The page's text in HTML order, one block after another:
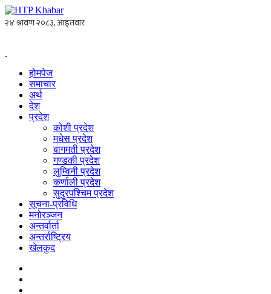
होमपेज
समाचार
अर्थ
देश
प्रदेश
कोशी प्रदेश
मधेस प्रदेश
बागमती प्रदेश
गण्डकी प्रदेश
लुम्विनी प्रदेश
कर्णाली प्रदेश
सुदुरपश्चिम प्रदेश
सूचना-प्रविधि
मनोरञ्जन
अन्तर्वार्ता
अन्तर्राष्ट्रिय
खेलकुद